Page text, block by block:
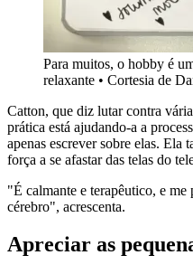
Para muitos, o hobby é
relaxante • Cortesia de
Catton, que diz lutar contra
prática está ajudando-a a
apenas escrever sobre elas. Ela
força a se afastar das telas do
"É calmante e terapêutico, e
cérebro", acrescenta.
Apreciar as